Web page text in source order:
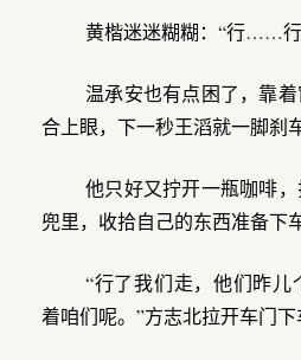
黄楷迷迷糊糊：“行……
温承安也有点困了，靠
合上眼，下一秒王滔就一脚刹
他只好又拧开一瓶咖啡
兜里，收拾自己的东西准备下车
“行了我们走，他们昨
着咱们呢。”方志北拉开车门下